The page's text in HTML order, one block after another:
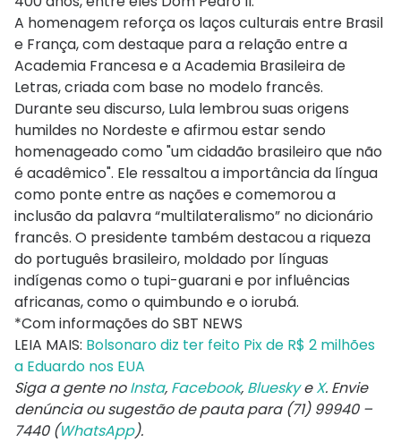
A homenagem reforça os laços culturais entre Brasil
e França, com destaque para a relação entre a
Academia Francesa e a Academia Brasileira de
Letras, criada com base no modelo francês.
Durante seu discurso, Lula lembrou suas origens
humildes no Nordeste e afirmou estar sendo
homenageado como "um cidadão brasileiro que não
é acadêmico". Ele ressaltou a importância da língua
como ponte entre as nações e comemorou a
inclusão da palavra “multilateralismo” no dicionário
francês. O presidente também destacou a riqueza
do português brasileiro, moldado por línguas
indígenas como o tupi-guarani e por influências
africanas, como o quimbundo e o iorubá.
*Com informações do SBT NEWS
LEIA MAIS: Bolsonaro diz ter feito Pix de R$ 2 milhões
a Eduardo nos EUA
Siga a gente noInsta, Facebook, BlueskyeX. Envie
denúncia ou sugestão de pauta para (71) 99940 –
7440 (WhatsApp).